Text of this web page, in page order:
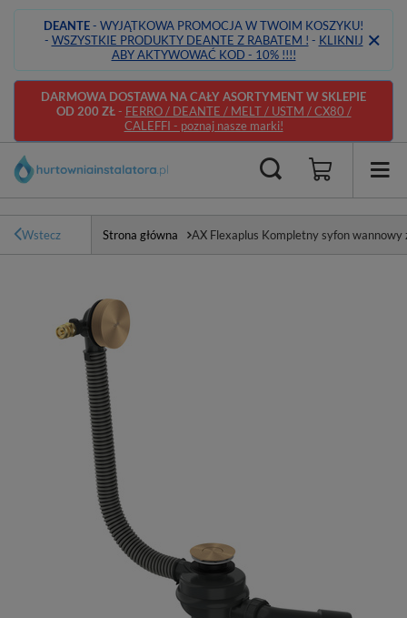
DEANTE- WYJĄTKOWA PROMOCJA W TWOIM KOSZYKU!
- WSZYSTKIE PRODUKTY DEANTE Z RABATEM ! - KLIKNIJ
ABY AKTYWOWAĆ KOD - 10% !!!!
DARMOWA DOSTAWA NA CAŁY ASORTYMENT W SKLEPIE
OD 200 ZŁ- FERRO / DEANTE / MELT / USTM / CX80 /
CALEFFI - poznaj nasze marki!
Wstecz Strona główna AX Flexaplus Kompletny syfon